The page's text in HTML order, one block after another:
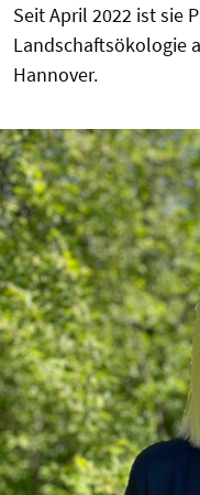
Seit April 2022 ist sie
Landschaftsökologie
Hannover.